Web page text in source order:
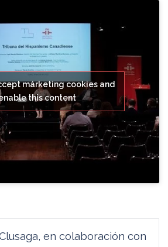
márketing cookies and
this content
en colaboración con